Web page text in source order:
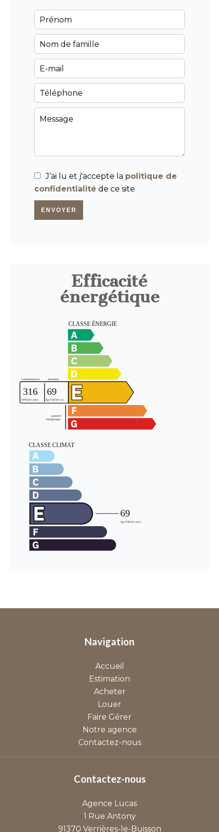
J’ai lu et j'accepte la politique de
confidentialité de ce site
ENVOYER
Efficacité
énergétique
Navigation
Accueil
Estimation
Acheter
Louer
Faire Gérer
Notre agence
Contactez-nous
Contactez-nous
Agence Lucas
1 Rue Antony
91370 Verrières-le-Buisson